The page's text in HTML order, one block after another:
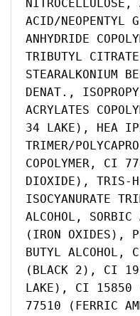
ACID/NEOPENTYL
ANHYDRIDE
TRIBUTYL
STEARALKONIUM
DENAT.,
ACRYLATES
34 LAKE), HEA
TRIMER/
COPOLYMER, CI
DIOXIDE), TRIS-
ISOCYANURATE
ALCOHOL,
(IRON OXIDES),
BUTYL
(BLACK 2), CI
LAKE), CI 15850
77510 (FERRIC